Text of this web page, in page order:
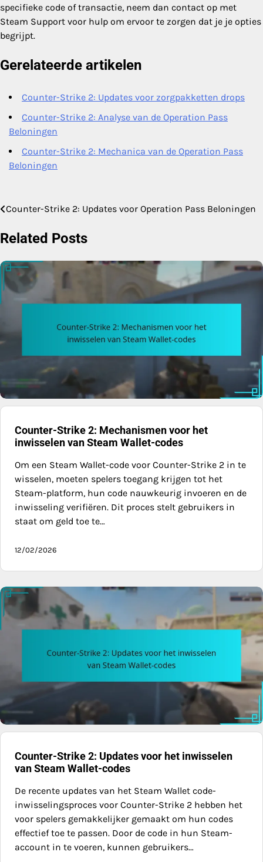
specifieke code of transactie, neem dan contact op met
Steam Support voor hulp om ervoor te zorgen dat je je opties
begrijpt.
Gerelateerde artikelen
Counter-Strike 2: Updates voor zorgpakketten drops
Counter-Strike 2: Analyse van de Operation Pass
Beloningen
Counter-Strike 2: Mechanica van de Operation Pass
Beloningen
Post
navigation
Counter-Strike 2: Updates voor Operation Pass Beloningen
Related Posts
Counter-Strike 2: Mechanismen voor het
inwisselen van Steam Wallet-codes
Om een Steam Wallet-code voor Counter-Strike 2 in te
wisselen, moeten spelers toegang krijgen tot het
Steam-platform, hun code nauwkeurig invoeren en de
inwisseling verifiëren. Dit proces stelt gebruikers in
staat om geld toe te…
12/02/2026
Counter-Strike 2: Updates voor het inwisselen
van Steam Wallet-codes
De recente updates van het Steam Wallet code-
inwisselingsproces voor Counter-Strike 2 hebben het
voor spelers gemakkelijker gemaakt om hun codes
effectief toe te passen. Door de code in hun Steam-
account in te voeren, kunnen gebruikers…